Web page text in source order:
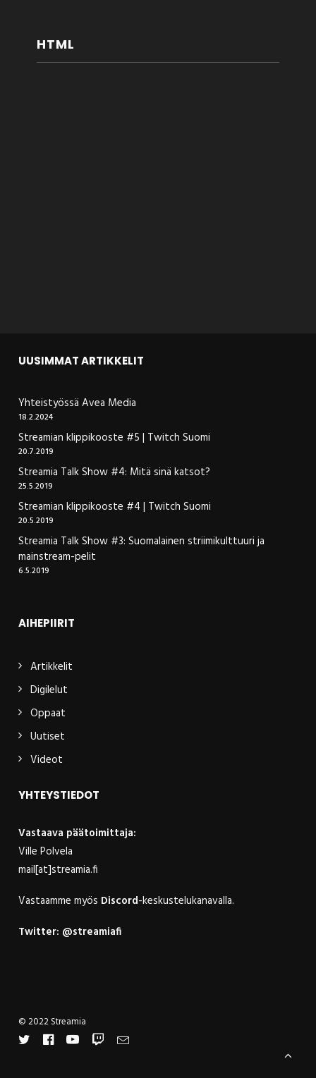
HTML
UUSIMMAT ARTIKKELIT
Yhteistyössä Avea Media
18.2.2024
Streamian klippikooste #5 | Twitch Suomi
20.7.2019
Streamia Talk Show #4: Mitä sinä katsot?
25.5.2019
Streamian klippikooste #4 | Twitch Suomi
20.5.2019
Streamia Talk Show #3: Suomalainen striimikulttuuri ja
mainstream-pelit
6.5.2019
AIHEPIIRIT
Artikkelit
Digilelut
Oppaat
Uutiset
Videot
YHTEYSTIEDOT
Vastaava päätoimittaja:
Ville Polvela
mail[at]streamia.fi
Vastaamme myös Discord-keskustelukanavalla.
Twitter: @streamiafi
© 2022 Streamia